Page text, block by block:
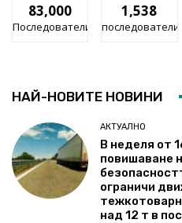
83,000
Последователи
1,538
последователи
НАЙ-НОВИТЕ НОВИНИ
АКТУАЛНО
В неделя от
повишаване
ограничи
над 12 т в